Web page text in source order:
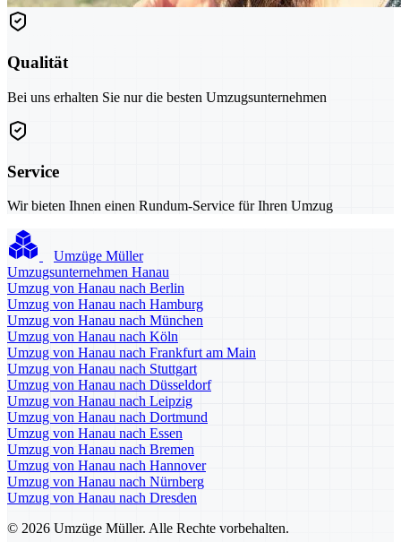
Qualität
Bei uns erhalten Sie nur die besten Umzugsunternehmen
Service
Wir bieten Ihnen einen Rundum-Service für Ihren Umzug
Umzüge Müller
Umzugsunternehmen Hanau
Umzug von Hanau nach Berlin
Umzug von Hanau nach Hamburg
Umzug von Hanau nach München
Umzug von Hanau nach Köln
Umzug von Hanau nach Frankfurt am Main
Umzug von Hanau nach Stuttgart
Umzug von Hanau nach Düsseldorf
Umzug von Hanau nach Leipzig
Umzug von Hanau nach Dortmund
Umzug von Hanau nach Essen
Umzug von Hanau nach Bremen
Umzug von Hanau nach Hannover
Umzug von Hanau nach Nürnberg
Umzug von Hanau nach Dresden
© 2026 Umzüge Müller. Alle Rechte vorbehalten.